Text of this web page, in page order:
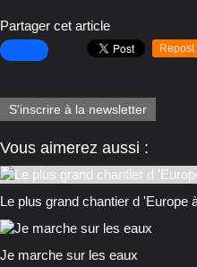
Partager cet article
Repost
S'inscrire à la newsletter
Vous aimerez aussi :
Le plus grand chantier d 'Europe
Je marche sur les eaux